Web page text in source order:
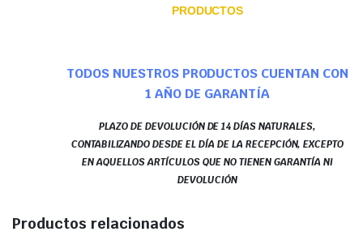
PRODUCTOS
TODOS NUESTROS PRODUCTOS CUENTAN CON
1 AÑO DE GARANTÍA
PLAZO DE DEVOLUCIÓN DE 14 DÍAS NATURALES,
CONTABILIZANDO DESDE EL DÍA DE LA RECEPCIÓN, EXCEPTO
EN AQUELLOS ARTÍCULOS QUE NO TIENEN GARANTÍA NI
DEVOLUCIÓN
Productos relacionados